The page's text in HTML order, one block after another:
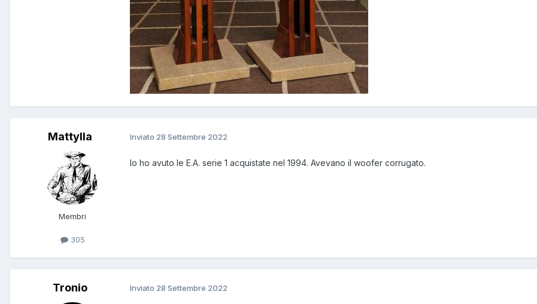
Mattylla
Membri
305
Inviato 28 Settembre 2022
Io ho avuto le E.A. serie 1 acquistate nel 1994. Avevano il woofer corrugato.
Tronio Inviato 28 Settembre 2022